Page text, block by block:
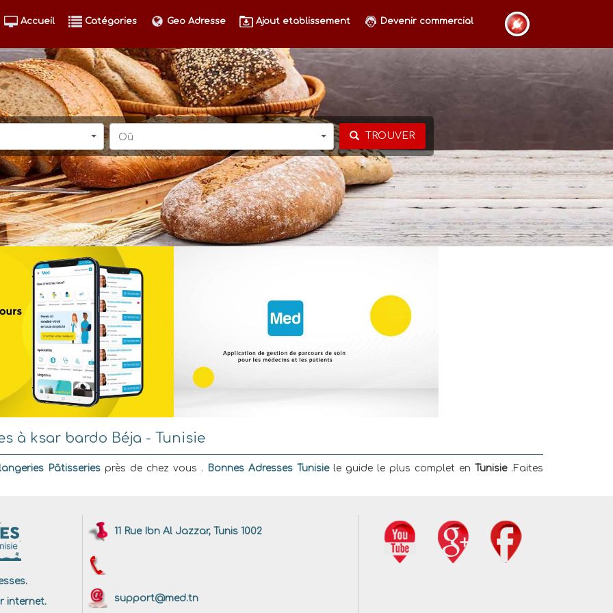
Accueil Catégories Geo Adresse Ajout etablissement Devenir commercial
Oû TROUVER
à ksar bardo Béja - Tunisie
Pâtisseries près de chez vous . Bonnes Adresses Tunisie le guide le plus complet en Tunisie.Faites
internet.
11 Rue Ibn Al Jazzar, Tunis 1002
support@med.tn